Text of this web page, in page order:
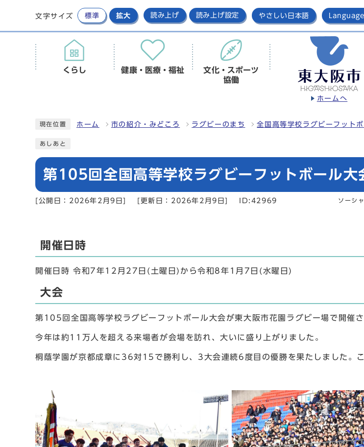
文字サイズ 標準 拡大 読み上げ 読み上げ設定 やさしい日本語 Language
ホームへ
くらし 健康・医療・福祉
文化・スポーツ
協働
現在位置 ホーム 市の紹介・みどころ ラグビーのまち 全国高等学校ラグビーフット
あしあと
第105回全国⾼等学校ラグビーフットボール⼤
[公開日：2026年2月9日] [更新日：2026年2月9日] ID:42969 ソーシ
開催⽇時
開催⽇時 令和7年12⽉27⽇(土曜⽇)から令和8年1⽉7⽇(水曜⽇)
⼤会
第105回全国⾼等学校ラグビーフットボール大会が東⼤阪市花園ラグビー場で開催さ
今年は約11万⼈を超える来場者が会場を訪れ、大いに盛り上がりました。
桐蔭学園が京都成章に36対15で勝利し、3大会連続6度目の優勝を果たしました。